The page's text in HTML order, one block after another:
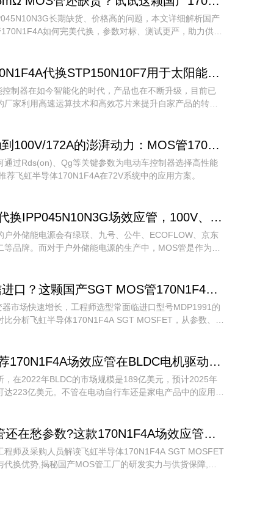
使系统以最大功率输出对蓄电池充电。它内建最大功率追
效率比传统PWM控制器高15%-20%。多种追踪算法相结
准确找到最佳工作点，MPPT追踪效率最高可达99.9%。
长期缺货、价格高的问题，本文详细解析国产
如何完美代换，参数对标、测试更严，助力供应
代换STP150N10F7用于太阳能控制器的驱动电路，控制更简单！
控制器在如今智能化的时代，产品也在不断升级，目前已
厂家利用高速运算技术和高效芯片来提升自家产品的转换
达公司研发的产品已经可达转换率提高到98%以上，并具
当指尖触到100V/172A的澎湃动力：MOS管170N1F4A在电动车控制器中的精准选型指南
通过Rds(on)、Qg等关键参数为电动车控制器选择高性能
荐飞虹半导体170N1F4A在72V系统中的应用方案。
IPP045N10N3G场效应管，100V、172A参数才能让户外储能电源更安全。
户外储能电源会有绿联、九号、公牛、ECOFLOW、京东
等品牌。而对于户外储能电源的生产中，MOS管是作为一
器件。
还在迷信进口？这颗国产SGT MOS管170N1F4A，让48V逆变器效率与可靠性双赢
市场快速增长，工程师选型常面临进口型号MDP1991的
比分析飞虹半导体170N1F4A SGT MOSFET，从参数、热
安全等角度，揭示国产替代的硬实力与选型技巧。
场效应管在BLDC电机驱动中代换HYG045N10NS1P型号参数使用！
，在2022年BLDC的市场规模是189亿美元，预计2025年
达223亿美元。不管在电动自行车还是家电产品中的应用都
，因此对于BLDC电机驱动的市场占比肯定还会继续上升。
选MOS管还在愁参数?这款170N1F4A场效应管代换STP150N10F7,性能不降级!
程师及采购人员解读飞虹半导体170N1F4A SGT MOSFET
代换优势,揭秘国产MOS管工厂的研发实力与供货保障,助
。